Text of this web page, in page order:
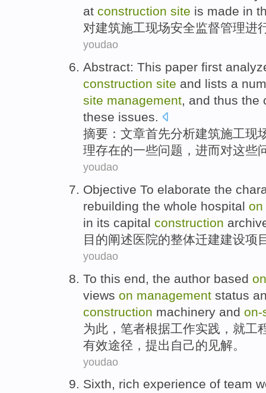
at construction site is made in
对建筑施工现场安全监督管理进
youdao
Abstract: This paper first
construction site and lists a
site management, and thus the
these issues.
摘要 ： 文章首先分析建筑施工现
理存在的一些问题， 进而对这些
youdao
Objective To elaborate the
rebuilding the whole hospital on
in its capital construction
目的阐述医院的整体迁建建设项
youdao
To this end the author based on
views on management status
construction machinery and on-
为此 ， 笔者根据工作实践 ，就工
有效途径 ， 提出 自己的 见解。
youdao
Sixth, rich experience of team